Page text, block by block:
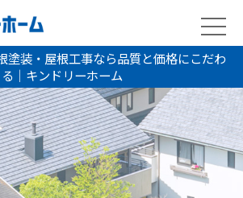
塗装・屋根工事なら品質と価格にこだわ
る｜キンドリーホーム